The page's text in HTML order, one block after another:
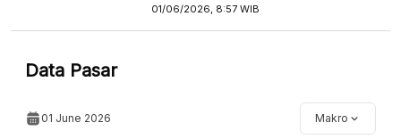
01/06/2026, 8:57 WIB
Data Pasar
01 June 2026 Makro